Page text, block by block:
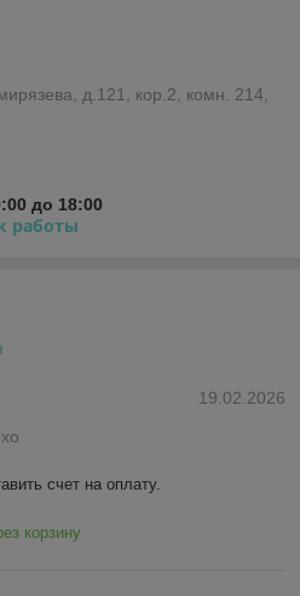
д.121, кор.2, комн. 214,
до 18:00
работы
19.02.2026
счет на оплату.
корзину